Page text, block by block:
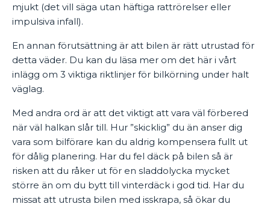
mjukt (det vill säga utan häftiga rattrörelser eller
impulsiva infall).
En annan förutsättning är att bilen är rätt utrustad för
detta väder. Du kan du läsa mer om det här i vårt
inlägg om 3 viktiga riktlinjer för bilkörning under halt
väglag.
Med andra ord är att det viktigt att vara väl förbered
när väl halkan slår till. Hur ”skicklig” du än anser dig
vara som bilförare kan du aldrig kompensera fullt ut
för dålig planering. Har du fel däck på bilen så är
risken att du råker ut för en sladdolycka mycket
större än om du bytt till vinterdäck i god tid. Har du
missat att utrusta bilen med isskrapa, så ökar du